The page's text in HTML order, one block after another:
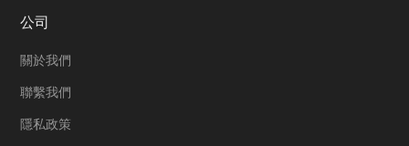
公司
關於我們
聯繫我們
隱私政策